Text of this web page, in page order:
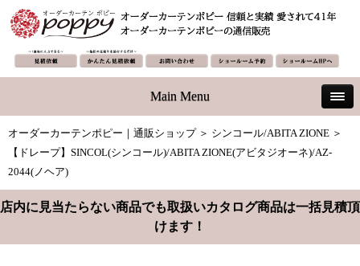
Main Menu
オーダーカーテンポピー｜通販ショップ＞ シンコール/ABITA ZIONE ＞
【ドレープ】SINCOL(シンコール)/ABITA ZIONE(アビタジオーネ)/AZ-
2044(ノヘア)
店内に見当たらない商品でも取扱いカタログ商品は一括見積頂
けます！